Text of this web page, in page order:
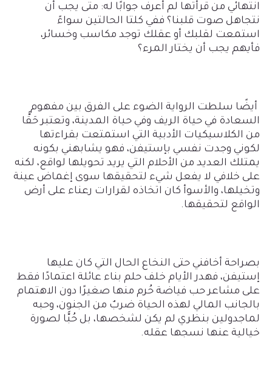
انتهائي من قرأتها لم أعرف جوابًا له: متى يجب أن
نتجاهل صوت قلبنا؟ ففي كلتا الحالتين سواءً
استمعت لقلبك أو عقلك توجد مكاسب وخسائر،
فأيهم يجب أن يختار المرء؟
أيضًا سلطت الرواية الضوء على الفرق بين مفهوم
السعادة في حياة الريف وفي حياة المدينة، وتعتبر حَقًّا
من الكلاسيكيات الأدبية التي استمتعت بقراءتها
لكوني وجدت نفسي بإستيفن، فهو يشابهني بكونه
يمتلك العديد من الأحلام التي يريد تحويلها لواقع، لكنه
على خلافي لا يفعل شيء لتحقيقها سوى إغماض عينة
وتخيلها، والأسوأ كان اتخاذه لقرارات رعناء على أرض
الواقع لتحقيقها.
بصراحة أخافني حتى النخاع الحال التي كان عليها
إستيفن، فهدر الأيام خلف حلم بناء عائلة اعتمادًا فقط
على مشاعر حب فياضة حُرم منها صغيرًا دون الاهتمام
بالجانب المالي لهذه الحياة ضربٌ من الجنون، وحبه
لماجدولين بنظري لم يكن لشخصها، بل حُبًّا لصورة
خيالية عنها نسجها عقله.